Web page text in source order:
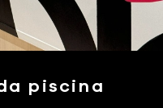
piscina